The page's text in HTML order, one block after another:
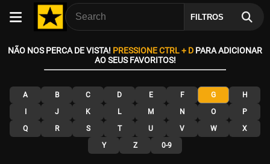
FILTROS
NÃO NOS PERCA DE VISTA! PRESSIONE CTRL + D PARA ADICIONAR
AO SEUS FAVORITOS!
A B C D E F G
H
J K L M N O
P
Q
R S T U V W
X
Y
Z 0-9